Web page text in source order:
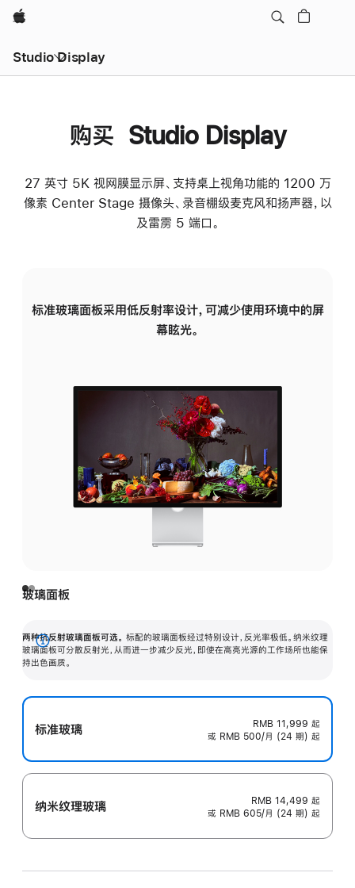
Apple
Studio Display
购买 Studio Display
27 英寸 5K 视网膜显示屏、支持桌上视角功能的 1200 万
像素 Center Stage 摄像头、录音棚级麦克风和扬声器，以
及雷雳 5 端口。
标准玻璃面板采用低反射率设计，可减少使用环境中的屏
幕眩光。
玻璃面板
两种抗反射玻璃面板可选。 标配的玻璃面板经过特别设计，反光率极低。纳米纹理
玻璃面板可分散反射光，从而进一步减少反光，即使在高亮光源的工作场所也能保
持出色画质。
展
开
标准玻璃 RMB 11,999 起
或 RMB 500/月 (24 期) 起
纳米纹理玻璃 RMB 14,499 起
或 RMB 605/月 (24 期) 起